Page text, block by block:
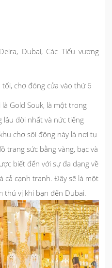
Dubai, Các Tiểu vương
chợ đóng cửa vào thứ 6
Gold Souk, là một trong
đời nhất và nức tiếng
chợ sôi động này là nơi tụ
trang sức bằng vàng, bạc và
biết đến với sự đa dạng về
cả cạnh tranh. Đây sẽ là một
thú vị khi bạn đến Dubai.